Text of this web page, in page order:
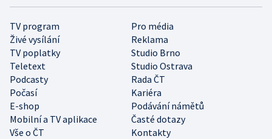
TV program
Pro média
Živé vysílání
Reklama
TV poplatky
Studio Brno
Teletext
Studio Ostrava
Podcasty
Rada ČT
Počasí
Kariéra
E-shop
Podávání námětů
Mobilní a TV aplikace
Časté dotazy
Vše o ČT
Kontakty